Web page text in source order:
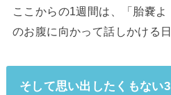
ここからの1週間は、「胎嚢
のお腹に向かって話しかける
そして思い出したくもない